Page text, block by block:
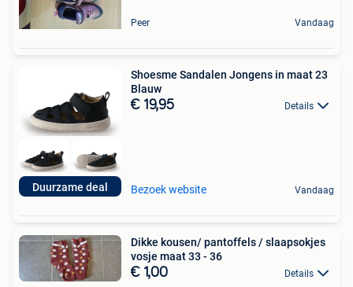
Peer Vandaag
Duurzame deal
Shoesme Sandalen Jongens in maat 23
Blauw
€ 19,95 Details
Bezoek website Vandaag
Dikke kousen/ pantoffels / slaapsokjes
vosje maat 33 - 36
€ 1,00 Details